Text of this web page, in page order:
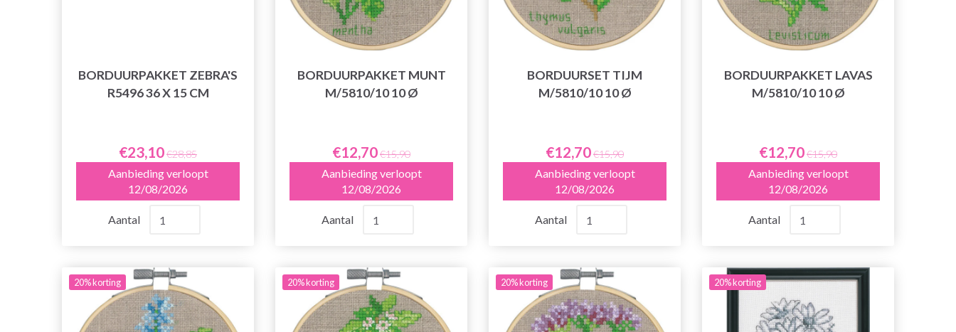
BORDUURPAKKET ZEBRA'S
R5496 36 X 15 CM
€23,10€28,85
Aanbieding verloopt
12/08/2026
Aantal
BORDUURPAKKET MUNT
M/5810/10 10 Ø
€12,70€15,90
Aanbieding verloopt
12/08/2026
Aantal
BORDUURSET TIJM
M/5810/10 10 Ø
€12,70€15,90
Aanbieding verloopt
12/08/2026
Aantal
BORDUURPAKKET LAVAS
M/5810/10 10 Ø
€12,70€15,90
Aanbieding verloopt
12/08/2026
Aantal
20% korting 20% korting 20% korting 20% korting